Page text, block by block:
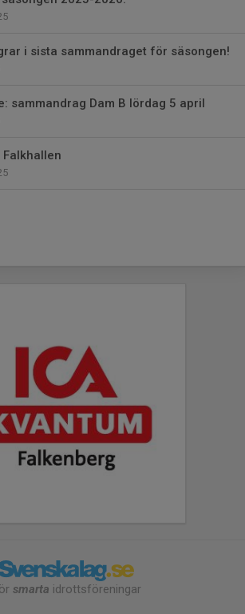
i sista sammandraget för säsongen!
sammandrag Dam B lördag 5 april
Falkhallen
smarta idrottsföreningar